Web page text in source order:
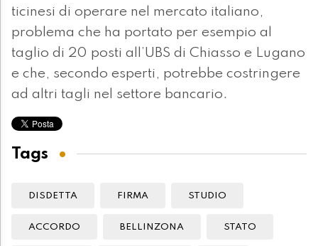
ticinesi di operare nel mercato italiano,
problema che ha portato per esempio al
taglio di 20 posti all’UBS di Chiasso e Lugano
e che, secondo esperti, potrebbe costringere
ad altri tagli nel settore bancario.
Tags
DISDETTA FIRMA STUDIO
ACCORDO BELLINZONA STATO